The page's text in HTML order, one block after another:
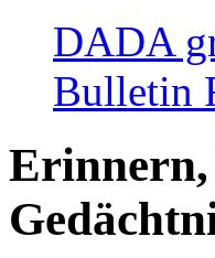
DADA
Bulletin
Erinnern,